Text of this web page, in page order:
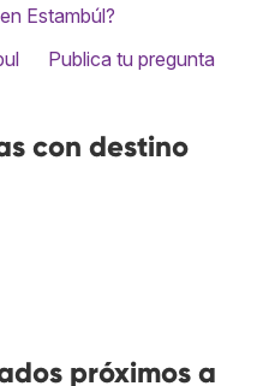
Estambúl?
Publica tu pregunta
con destino
próximos a